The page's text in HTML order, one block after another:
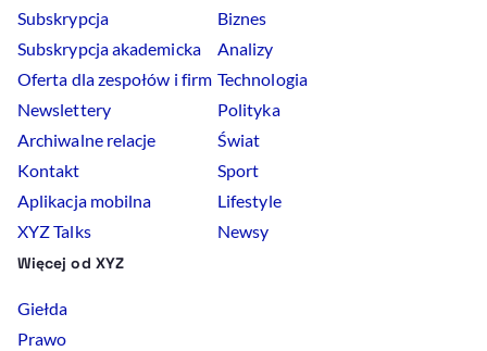
Subskrypcja
Subskrypcja akademicka
Oferta dla zespołów i firm
Newslettery
Archiwalne relacje
Kontakt
Aplikacja mobilna
XYZ Talks
Biznes
Analizy
Technologia
Polityka
Świat
Sport
Lifestyle
Newsy
Więcej od XYZ
Giełda
Prawo